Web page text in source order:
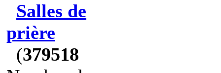
Salles de
prière
(379518